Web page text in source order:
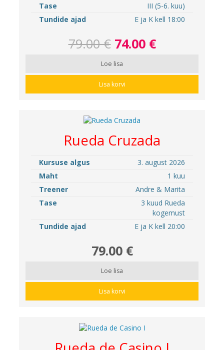
Tase
III (5-6. kuu)
Tundide ajad
E ja K kell 18:00
79.00 € 74.00 €
Loe lisa
Lisa korvi
Rueda Cruzada
Kursuse algus
3. august 2026
Maht
1 kuu
Treener
Andre & Marita
Tase
3 kuud Rueda
kogemust
Tundide ajad
E ja K kell 20:00
79.00 €
Loe lisa
Lisa korvi